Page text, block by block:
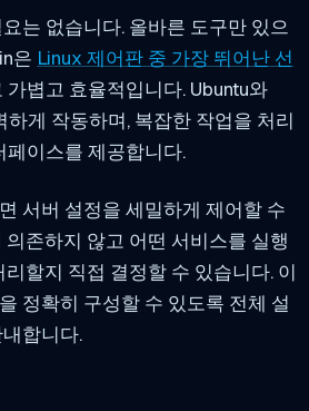
는 없습니다. 올바른 도구만 있으
은 Linux 제어판 중 가장 뛰어난 선
가볍고 효율적입니다. Ubuntu와
게 작동하며, 복잡한 작업을 처리
페이스를 제공합니다.
서버 설정을 세밀하게 제어할 수
존하지 않고 어떤 서비스를 실행
할지 직접 결정할 수 있습니다. 이
정확히 구성할 수 있도록 전체 설
합니다.